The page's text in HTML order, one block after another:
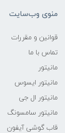
منوی وب‌سایت
قوانین و مقررات
تماس با ما
مانیتور
مانیتور ایسوس
مانیتور ال جی
مانیتور سامسونگ
قاب گوشی آیفون